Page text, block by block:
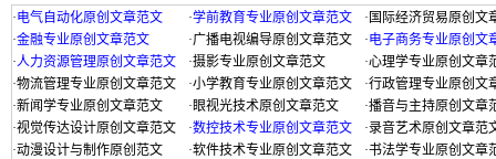
·电气自动化原创文章范文 ·学前教育专业原创文章范文 · 国际经济贸易原创文
·金融专业原创文章范文 ·广播电视编导原创文章范文 ·电子商务专业原创文
·人力资源管理原创文章范文 ·摄影专业原创文章范文 ·心理学专业原创文章
·物流管理专业原创文章范文 ·小学教育专业原创文章范文 ·行政管理专业原创文
·新闻学专业原创文章范文 ·眼视光技术原创文章范文 ·播音与主持原创文章
·视觉传达设计原创文章范文 ·数控技术专业原创文章范文 ·录音艺术原创文章范
·动漫设计与制作原创范文 ·软件技术专业原创文章范文 ·书法学专业原创文章